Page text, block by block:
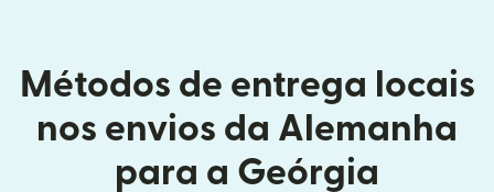
Métodos de entrega locais
nos envios da Alemanha
para a Geórgia